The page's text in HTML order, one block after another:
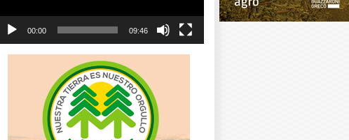
00:00 09:46